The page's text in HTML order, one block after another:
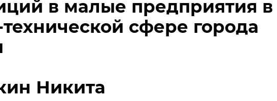
в малые предприятия в
сфере города
Никита